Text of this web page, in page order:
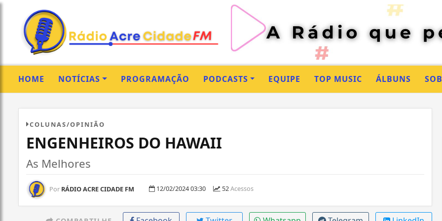
HOME NOTÍCIAS PROGRAMAÇÃO PODCASTS EQUIPE TOP MUSIC ÁLBUNS
COLUNAS/OPINIÃO
ENGENHEIROS DO HAWAII
As Melhores
Por RÁDIO ACRE CIDADE FM 12/02/2024 03:30 52Acessos